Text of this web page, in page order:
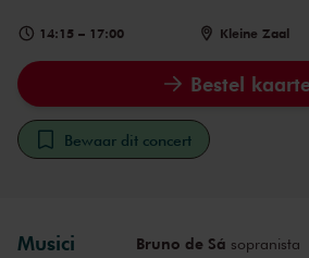
14:15 – 17:00 Kleine Zaal
Bestel
Bewaar dit concert
Musici Bruno de Sá sopranista